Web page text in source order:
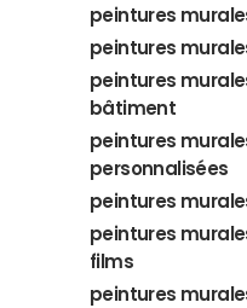
peintures
peintures
peintures
bâtiment
peintures
personnalisées
peintures
peintures
films
peintures